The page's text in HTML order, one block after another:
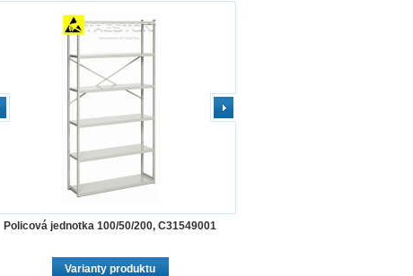
Policová jednotka 100/50/200, C31549001
Varianty produktu